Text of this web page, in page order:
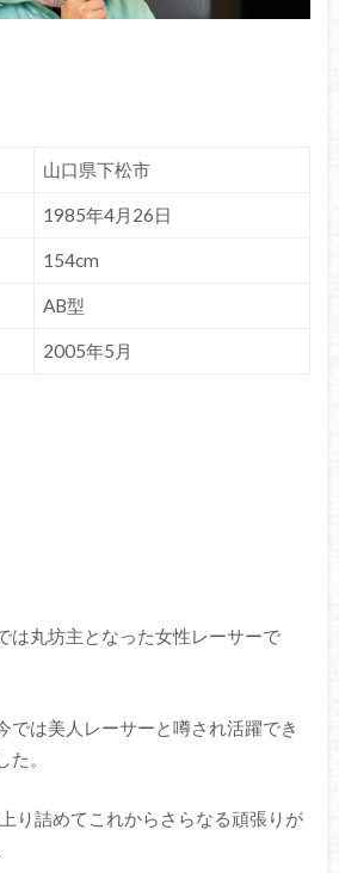
山口県下松市
1985年4月26日
154cm
AB型
2005年5月
は丸坊主となった女性レーサーで
では美人レーサーと噂され活躍でき
。
り詰めてこれからさらなる頑張りが